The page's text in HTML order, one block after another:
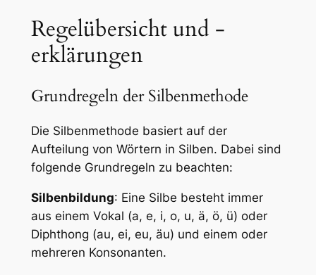
Regelübersicht und -
erklärungen
Grundregeln der Silbenmethode
Die Silbenmethode basiert auf der
Aufteilung von Wörtern in Silben. Dabei sind
folgende Grundregeln zu beachten:
Silbenbildung: Eine Silbe besteht immer
aus einem Vokal (a, e, i, o, u, ä, ö, ü) oder
Diphthong (au, ei, eu, äu) und einem oder
mehreren Konsonanten.